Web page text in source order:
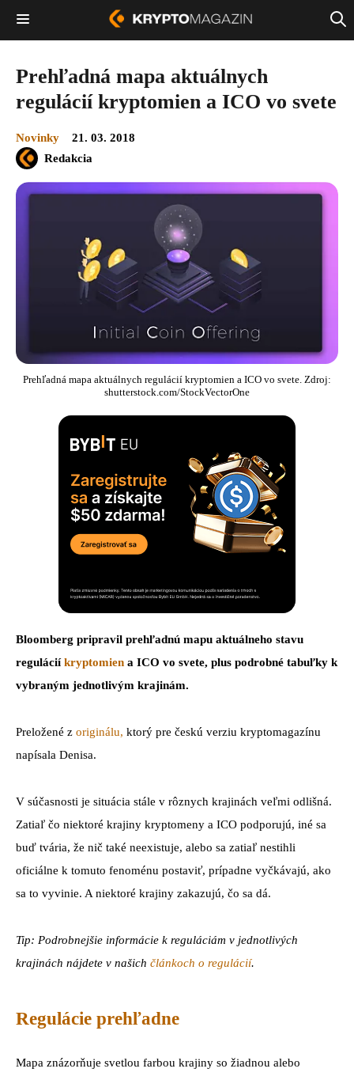
Prehľadná mapa aktuálnych
regulácií kryptomien a ICO vo svete
Novinky
21. 03. 2018
Redakcia
Prehľadná mapa aktuálnych regulácií kryptomien a ICO vo svete. Zdroj:
shutterstock.com/StockVectorOne
Bloomberg pripravil prehľadnú mapu aktuálneho stavu
reguláciíkryptomien a ICO vo svete, plus podrobné tabuľky k
vybraným jednotlivým krajinám.
Preložené z originálu, ktorý pre českú verziu kryptomagazínu
napísala Denisa.
V súčasnosti je situácia stále v rôznych krajinách veľmi odlišná.
Zatiaľ čo niektoré krajiny kryptomeny a ICO podporujú, iné sa
buď tvária, že nič také neexistuje, alebo sa zatiaľ nestihli
oficiálne k tomuto fenoménu postaviť, prípadne vyčkávajú, ako
sa to vyvinie. A niektoré krajiny zakazujú, čo sa dá.
Tip: Podrobnejšie informácie k reguláciám v jednotlivých
krajinách nájdete v našich článkoch o regulácií.
Regulácie prehľadne
Mapa znázorňuje svetlou farbou krajiny so žiadnou alebo